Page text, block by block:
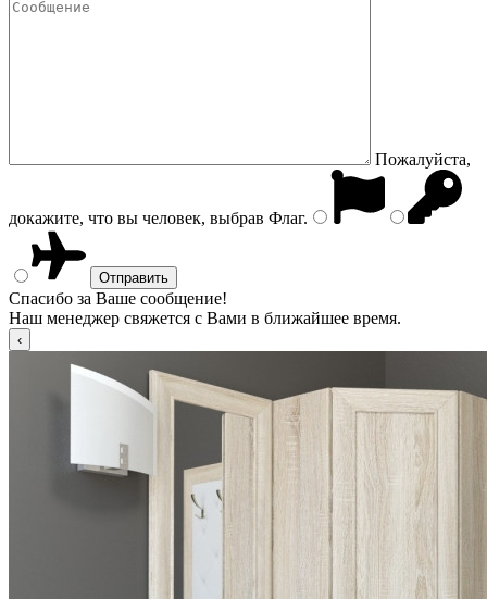
Пожалуйста,
докажите, что вы человек, выбрав Флаг.
Спасибо за Ваше сообщение!
Наш менеджер свяжется с Вами в ближайшее время.